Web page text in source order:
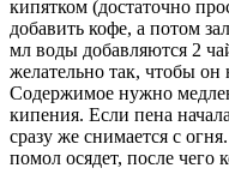
кипятком (достаточно
добавить кофе, а потом
мл воды добавляются 2
желательно так, чтобы он
Содержимое нужно
кипения. Если пена
сразу же снимается с
помол осядет, после чего